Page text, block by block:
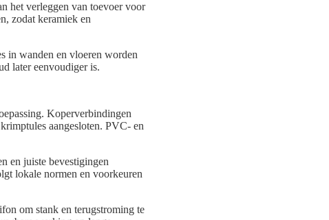
het verleggen van toevoer voor
zodat keramiek en
in wanden en vloeren worden
later eenvoudiger is.
Koperverbindingen
aangesloten. PVC- en
en juiste bevestigingen
lokale normen en voorkeuren
om stank en terugstroming te